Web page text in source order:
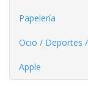
Papelería
Ocio / Deportes
Apple